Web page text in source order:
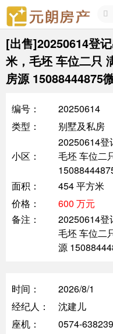

[出售]20250614登
米，毛坯 车位二只
房源 15088444875
编号：
20250614
类型：
别墅及私房
小区：
20250614登
毛坯 车位二
面积：
454 平方米
价格：
600 万元
备注：
20250614登
毛坯 车位二
源
时间：
2026/8/1
经纪人：
沈建儿
座机：
0574-